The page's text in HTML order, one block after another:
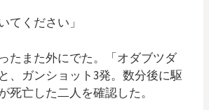
てください」
たまた外にでた。「オダブツダ
、ガンショット3発。数分後に駆
死亡した二人を確認した。